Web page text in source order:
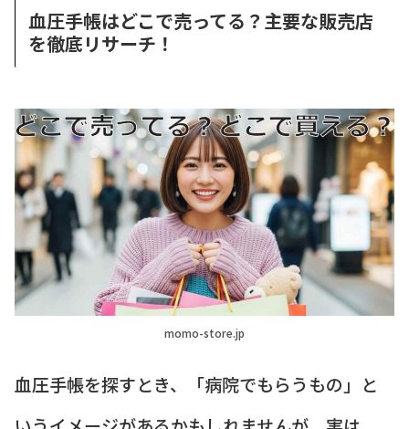
血圧手帳はどこで売ってる？主要な販売店
を徹底リサーチ！
momo-store.jp
血圧手帳を探すとき、「病院でもらうもの」と